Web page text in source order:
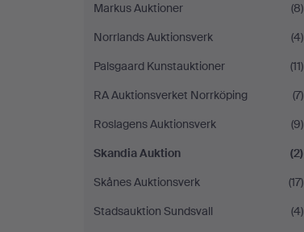
Markus Auktioner
(8)
Norrlands Auktionsverk
(4)
Palsgaard Kunstauktioner
(11)
RA Auktionsverket Norrköping
(7)
Roslagens Auktionsverk
(9)
Skandia Auktion
(2)
Skånes Auktionsverk
(17)
Stadsauktion Sundsvall
(4)